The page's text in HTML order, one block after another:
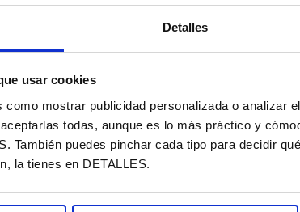
Detalles
usar cookies
mostrar publicidad personalizada o analizar
todas, aunque es lo más práctico y
También puedes pinchar cada tipo para decidir
la tienes en DETALLES.